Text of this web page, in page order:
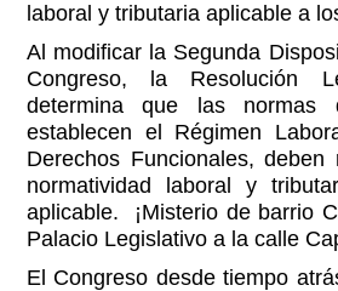
laboral y tributaria aplicable a
Al modificar la Segunda
Congreso, la Resolución
determina que las normas
establecen el Régimen
Derechos Funcionales,
normatividad laboral y
aplicable. ¡Misterio de barrio
Palacio Legislativo a la calle
El Congreso desde tiempo